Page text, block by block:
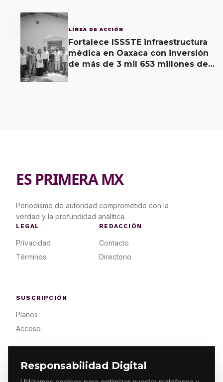
Responsabilidad Digital
3 LÍNEA DE ACCIÓN
Fortalece ISSSTE infraestructura
médica en Oaxaca con inversión
de más de 3 mil 653 millones de
ES PRIMERA MX
Periodismo de autoridad comprometido con la
verdad y la profundidad analítica.
LEGAL
Privacidad
Términos
REDACCIÓN
Contacto
Directorio
SUSCRIPCIÓN
Planes
Acceso